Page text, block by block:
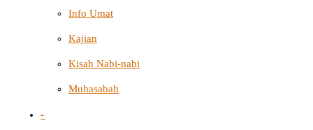
Info Umat
Kajian
Kisah Nabi-nabi
Muhasabah
-